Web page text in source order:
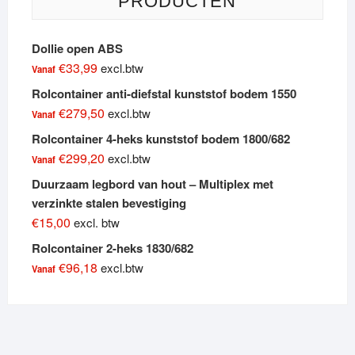
Dollie open ABS
Vanaf €33,99excl.btw
Rolcontainer anti-diefstal kunststof bodem 1550
Vanaf €279,50 excl.btw
Rolcontainer 4-heks kunststof bodem 1800/682
Vanaf €299,20 excl.btw
Duurzaam legbord van hout – Multiplex met
verzinkte stalen bevestiging
€15,00 excl. btw
Rolcontainer 2-heks 1830/682
Vanaf €96,18 excl.btw